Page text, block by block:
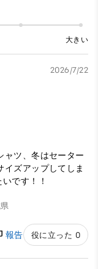
大きい
2026/7/22
ャツ、冬はセーター
ズアップしてしま
です！！
報告 役に立った 0